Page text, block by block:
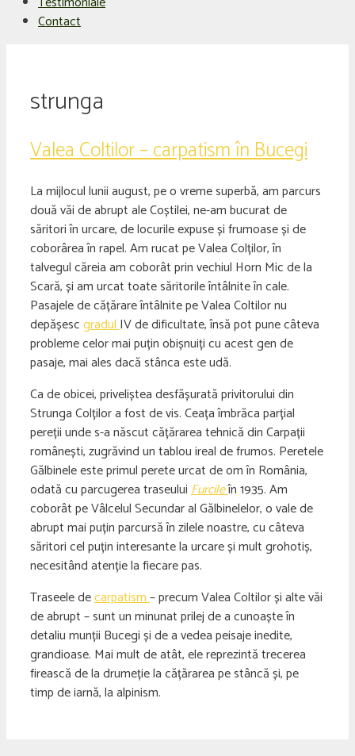
Contact
strunga
Valea Coltilor – carpatism în Bucegi
La mijlocul lunii august, pe o vreme superbă, am parcurs
două văi de abrupt ale Coștilei, ne-am bucurat de
săritori în urcare, de locurile expuse și frumoase și de
coborârea în rapel. Am rucat pe Valea Colților, în
talvegul căreia am coborât prin vechiul Horn Mic de la
Scară, și am urcat toate săritorile întâlnite în cale.
Pasajele de cățărare întâlnite pe Valea Coltilor nu
depășescgradulIV de dificultate, însă pot pune câteva
probleme celor mai puțin obișnuiți cu acest gen de
pasaje, mai ales dacă stânca este udă.
Ca de obicei, priveliștea desfășurată privitorului din
Strunga Colților a fost de vis. Ceața îmbrăca parțial
pereții unde s-a născut cățărarea tehnică din Carpații
românești, zugrăvind un tablou ireal de frumos. Peretele
Gălbinele este primul perete urcat de om în România,
odată cu parcugerea traseuluiFurcileîn 1935. Am
coborât pe Vâlcelul Secundar al Gălbinelelor, o vale de
abrupt mai puțin parcursă în zilele noastre, cu câteva
săritori cel puțin interesante la urcare și mult grohotiș,
necesitând atenție la fiecare pas.
Traseele decarpatism– precum Valea Coltilor și alte văi
de abrupt – sunt un minunat prilej de a cunoaște în
detaliu munții Bucegi și de a vedea peisaje inedite,
grandioase. Mai mult de atât, ele reprezintă trecerea
firească de la drumeție la cățărarea pe stâncă și, pe
timp de iarnă, la alpinism.